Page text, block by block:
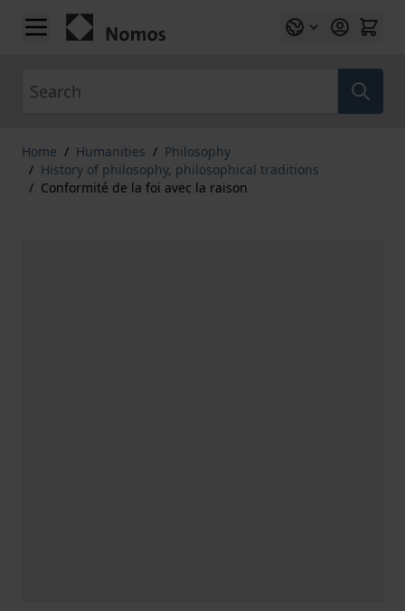
Skip to Content
Home / Humanities / Philosophy
/ History of philosophy, philosophical traditions
/ Conformité de la foi avec la raison